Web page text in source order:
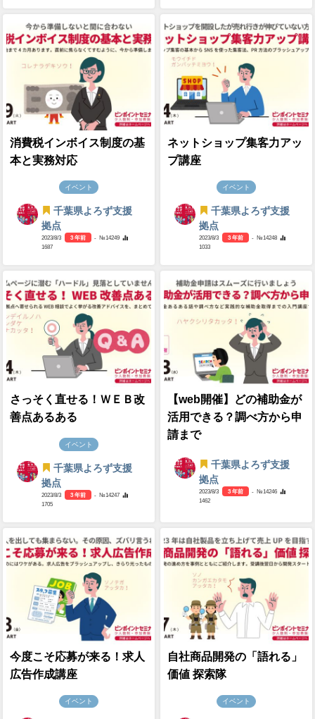
消費税インボイス制度の基
本と実務対応
イベント
千葉県よろず支援
拠点
2023/8/3 3 年前
- №14249
1687
ネットショップ集客力アッ
プ講座
イベント
千葉県よろず支援
拠点
2023/8/3 3 年前
- №14248
1033
さっそく直せる！ＷＥＢ改
善点あるある
イベント
千葉県よろず支援
拠点
2023/8/3 3 年前
- №14247
1705
【web開催】どの補助金が
活用できる？調べ方から申
請まで
千葉県よろず支援
拠点
2023/8/3 3 年前
- №14246
1462
今度こそ応募が来る！求人
広告作成講座
イベント
自社商品開発の「語れる」
価値 探索隊
イベント